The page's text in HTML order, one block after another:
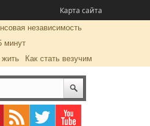
Карта сайта
независимость
минут
Как стать везучим